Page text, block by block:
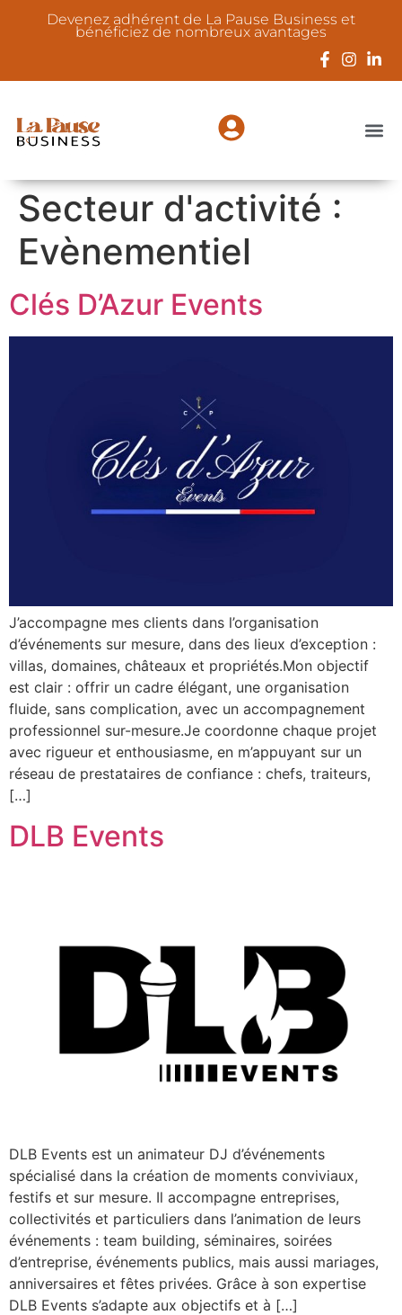
Devenez adhérent de La Pause Business et
bénéficiez de nombreux avantages
Secteur d'activité :
Evènementiel
Clés D’Azur Events
J’accompagne mes clients dans l’organisation
d’événements sur mesure, dans des lieux d’exception :
villas, domaines, châteaux et propriétés.Mon objectif
est clair : offrir un cadre élégant, une organisation
fluide, sans complication, avec un accompagnement
professionnel sur-mesure.Je coordonne chaque projet
avec rigueur et enthousiasme, en m’appuyant sur un
réseau de prestataires de confiance : chefs, traiteurs,
[…]
DLB Events
DLB Events est un animateur DJ d’événements
spécialisé dans la création de moments conviviaux,
festifs et sur mesure. Il accompagne entreprises,
collectivités et particuliers dans l’animation de leurs
événements : team building, séminaires, soirées
d’entreprise, événements publics, mais aussi mariages,
anniversaires et fêtes privées. Grâce à son expertise
DLB Events s’adapte aux objectifs et à […]